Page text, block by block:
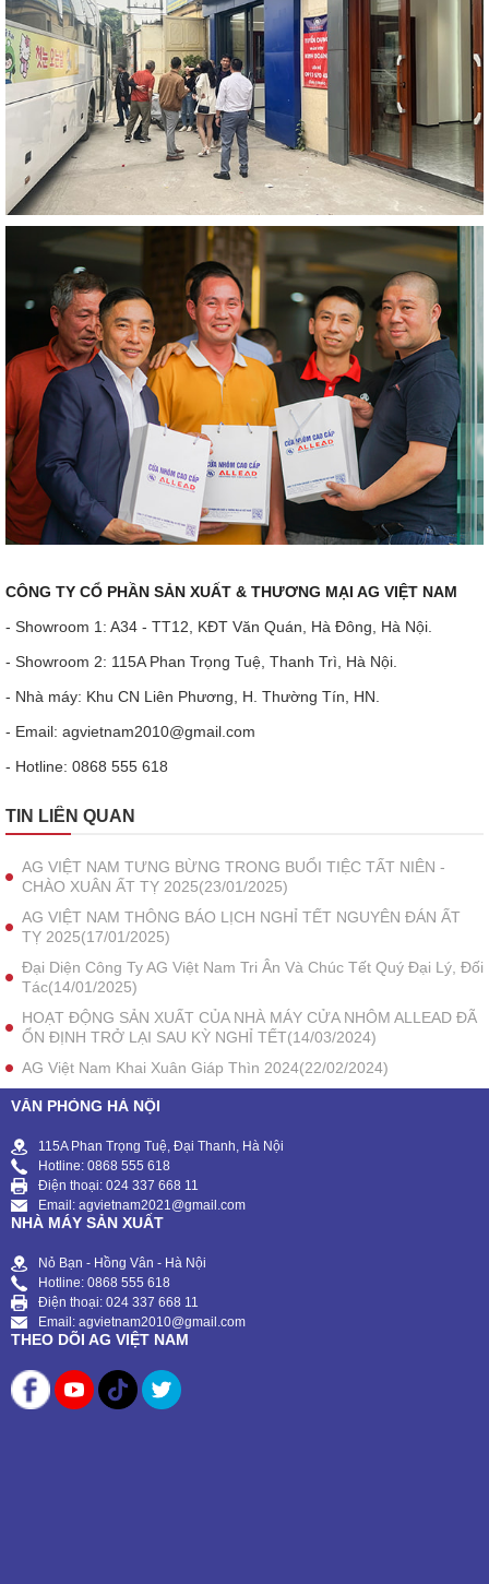
CÔNG TY CỔ PHẦN SẢN XUẤT & THƯƠNG MẠI AG VIỆT NAM
- Showroom 1: A34 - TT12, KĐT Văn Quán, Hà Đông, Hà Nội.
- Showroom 2: 115A Phan Trọng Tuệ, Thanh Trì, Hà Nội.
- Nhà máy: Khu CN Liên Phương, H. Thường Tín, HN.
- Email: agvietnam2010@gmail.com
- Hotline: 0868 555 618
TIN LIÊN QUAN
AG VIỆT NAM TƯNG BỪNG TRONG BUỔI TIỆC TẤT NIÊN -
CHÀO XUÂN ẤT TỴ 2025(23/01/2025)
AG VIỆT NAM THÔNG BÁO LỊCH NGHỈ TẾT NGUYÊN ĐÁN ẤT
TỴ 2025(17/01/2025)
Đại Diện Công Ty AG Việt Nam Tri Ân Và Chúc Tết Quý Đại Lý, Đối
Tác(14/01/2025)
HOẠT ĐỘNG SẢN XUẤT CỦA NHÀ MÁY CỬA NHÔM ALLEAD ĐÃ
ỔN ĐỊNH TRỞ LẠI SAU KỲ NGHỈ TẾT(14/03/2024)
AG Việt Nam Khai Xuân Giáp Thìn 2024(22/02/2024)
VĂN PHÒNG HÀ NỘI
115A Phan Trọng Tuệ, Đại Thanh, Hà Nội
Hotline: 0868 555 618
Điện thoại: 024 337 668 11
Email: agvietnam2021@gmail.com
NHÀ MÁY SẢN XUẤT
Nỏ Bạn - Hồng Vân - Hà Nội
Hotline: 0868 555 618
Điện thoại: 024 337 668 11
Email: agvietnam2010@gmail.com
THEO DÕI AG VIỆT NAM